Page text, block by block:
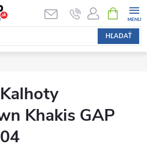
HĽADAŤ
KOŠÍK
Khakis GAP